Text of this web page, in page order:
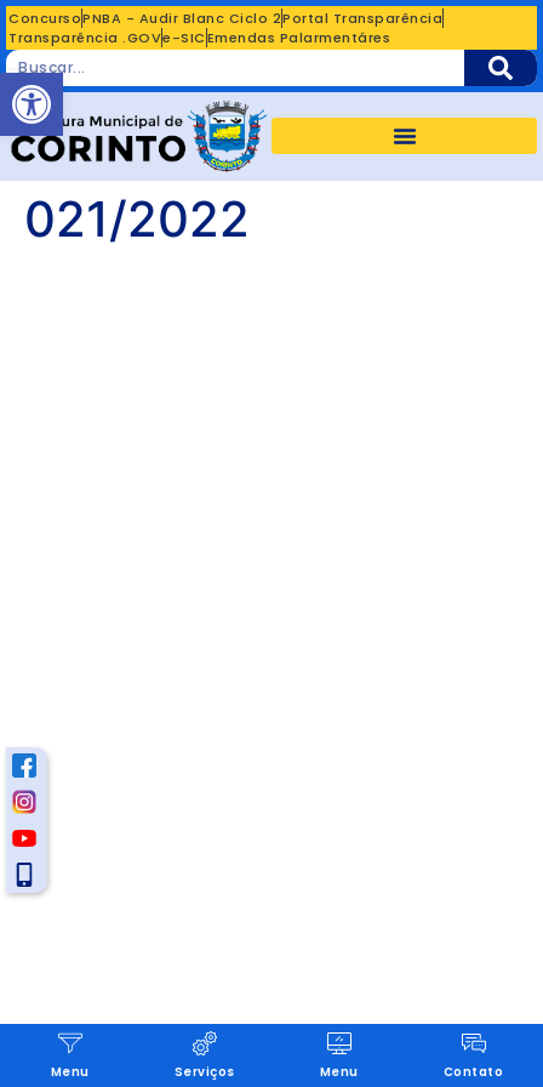
ConcursoPNBA - Audir Blanc Ciclo 2Portal Transparência
Transparência .GOVe-SICEmendas Palarmentáres
021/2022
Menu Serviços Menu Contato
Abrir a barra de ferramentas